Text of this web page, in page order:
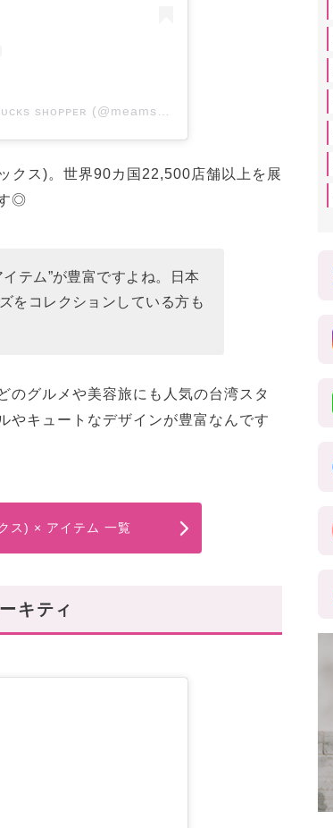
クス)。世界90カ国22,500店舗以上を展
◎
テム”が豊富ですよね。日本
をコレクションしている方も
のグルメや美容旅にも人気の台湾スタ
キュートなデザインが豊富なんです
ス) × アイテム 一覧
キティ